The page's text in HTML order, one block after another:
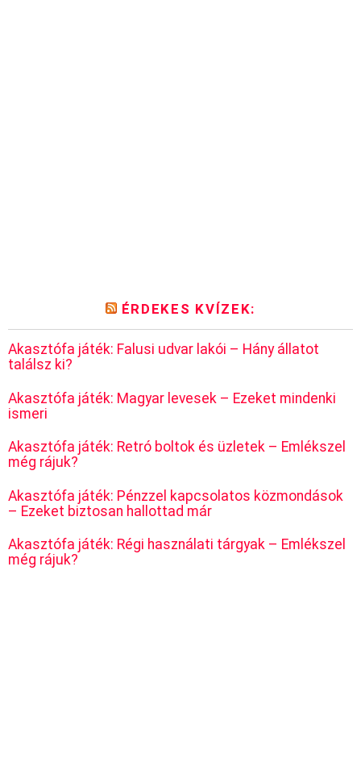
ÉRDEKES KVÍZEK:
Akasztófa játék: Falusi udvar lakói – Hány állatot
találsz ki?
Akasztófa játék: Magyar levesek – Ezeket mindenki
ismeri
Akasztófa játék: Retró boltok és üzletek – Emlékszel
még rájuk?
Akasztófa játék: Pénzzel kapcsolatos közmondások
– Ezeket biztosan hallottad már
Akasztófa játék: Régi használati tárgyak – Emlékszel
még rájuk?